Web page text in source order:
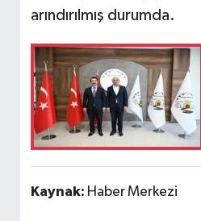
arındırılmış durumda.
Kaynak: Haber Merkezi